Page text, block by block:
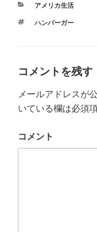
カ
ゴ
アメリカ生活
タ
ハンバーガー
コメントを残す
メールアドレスが
いている欄は必須
コメント